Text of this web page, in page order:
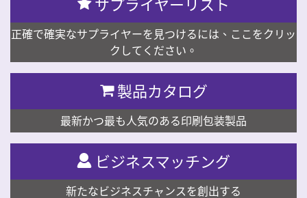
サプライヤーリスト
正確で確実なサプライヤーを見つけるには、ここをクリッ
クしてください。
製品カタログ
最新かつ最も人気のある印刷包装製品
ビジネスマッチング
新たなビジネスチャンスを創出する